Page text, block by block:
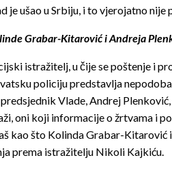
je ušao u Srbiju, i to vjerojatno nije
Grabar-Kitarović i Andreja
istražitelj, u čije se poštenje i
policiju predstavlja
Vlade, Andrej
oni koji informacije o žrtvama i
kao što Kolinda Grabar-Kitarović
prema istražitelju Nikoli Kajkiću.